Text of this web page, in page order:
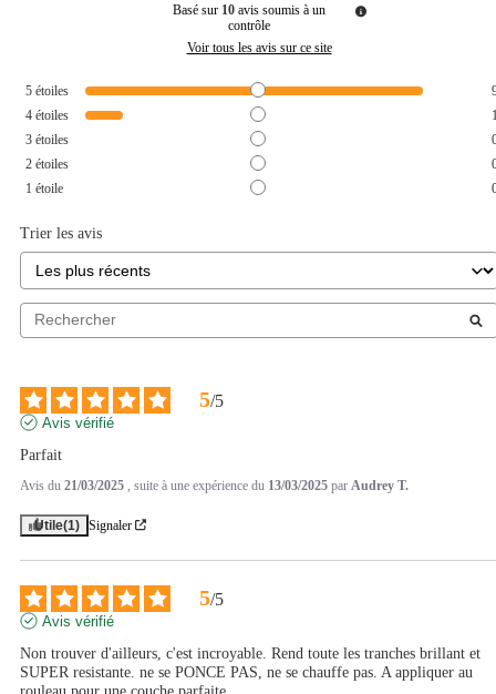
Basé sur 10 avis soumis à un
contrôle
Voir tous les avis sur ce site
5 étoiles
4 étoiles
3 étoiles
2 étoiles
1 étoile
Trier les avis
5/5
Avis vérifié
Parfait
Avis du 21/03/2025 , suite à une expérience du 13/03/2025 par Audrey T.
Utile(1) Signaler
5/5
Avis vérifié
Non trouver d'ailleurs, c'est incroyable. Rend toute les tranches brillant et
SUPER resistante. ne se PONCE PAS, ne se chauffe pas. A appliquer au